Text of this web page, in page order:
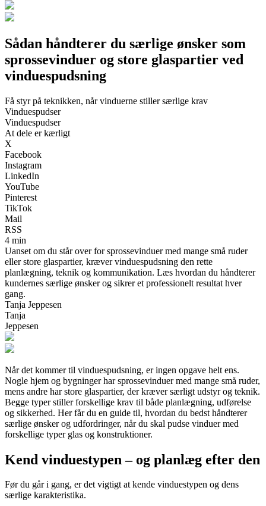
Sådan håndterer du særlige ønsker som
sprossevinduer og store glaspartier ved
vinduespudsning
Få styr på teknikken, når vinduerne stiller særlige krav
Vinduespudser
Vinduespudser
At dele er kærligt
X
Facebook
Instagram
LinkedIn
YouTube
Pinterest
TikTok
Mail
RSS
4 min
Uanset om du står over for sprossevinduer med mange små ruder
eller store glaspartier, kræver vinduespudsning den rette
planlægning, teknik og kommunikation. Læs hvordan du håndterer
kundernes særlige ønsker og sikrer et professionelt resultat hver
gang.
Tanja Jeppesen
Tanja
Jeppesen
Når det kommer til vinduespudsning, er ingen opgave helt ens.
Nogle hjem og bygninger har sprossevinduer med mange små ruder,
mens andre har store glaspartier, der kræver særligt udstyr og teknik.
Begge typer stiller forskellige krav til både planlægning, udførelse
og sikkerhed. Her får du en guide til, hvordan du bedst håndterer
særlige ønsker og udfordringer, når du skal pudse vinduer med
forskellige typer glas og konstruktioner.
Kend vinduestypen – og planlæg efter den
Før du går i gang, er det vigtigt at kende vinduestypen og dens
særlige karakteristika.